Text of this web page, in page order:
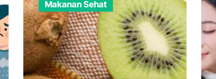
Makanan Sehat